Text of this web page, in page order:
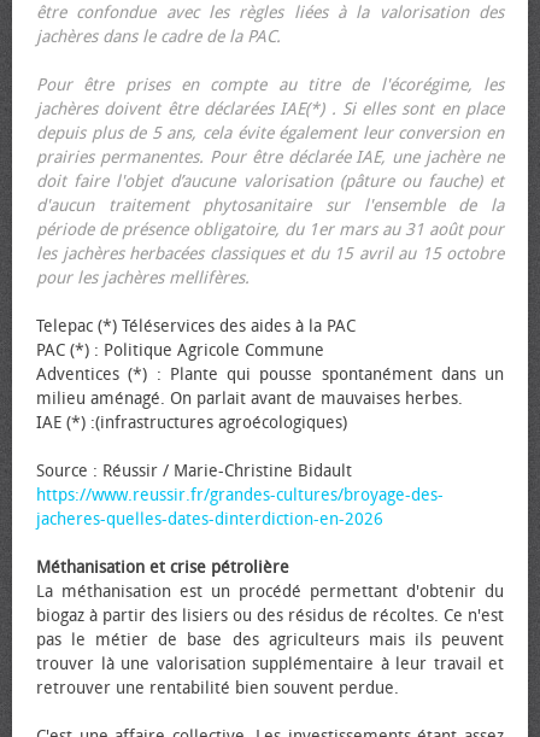
être confondue avec les règles liées à la valorisation des
jachères dans le cadre de la PAC.
Pour être prises en compte au titre de l'écorégime, les
jachères doivent être déclarées IAE(*) . Si elles sont en place
depuis plus de 5 ans, cela évite également leur conversion en
prairies permanentes. Pour être déclarée IAE, une jachère ne
doit faire l'objet d’aucune valorisation (pâture ou fauche) et
d'aucun traitement phytosanitaire sur l'ensemble de la
période de présence obligatoire, du 1er mars au 31 août pour
les jachères herbacées classiques et du 15 avril au 15 octobre
pour les jachères mellifères.
Telepac (*) Téléservices des aides à la PAC
PAC (*) : Politique Agricole Commune
Adventices (*) : Plante qui pousse spontanément dans un
milieu aménagé. On parlait avant de mauvaises herbes.
IAE (*) :(infrastructures agroécologiques)
Source : Réussir / Marie-Christine Bidault
https://www.reussir.fr/grandes-cultures/broyage-des-
jacheres-quelles-dates-dinterdiction-en-2026
Méthanisation et crise pétrolière
La méthanisation est un procédé permettant d'obtenir du
biogaz à partir des lisiers ou des résidus de récoltes. Ce n'est
pas le métier de base des agriculteurs mais ils peuvent
trouver là une valorisation supplémentaire à leur travail et
retrouver une rentabilité bien souvent perdue.